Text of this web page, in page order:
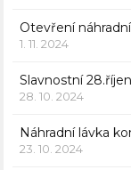
Otevření
1. 11. 2024
Slavnostní
28. 10. 2024
Náhradní lávka
23. 10. 2024